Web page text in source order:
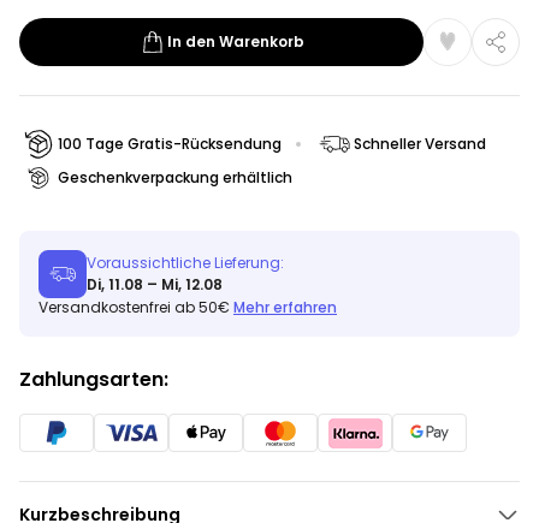
In den Warenkorb
100 Tage Gratis-Rücksendung
Schneller Versand
Geschenkverpackung erhältlich
Voraussichtliche Lieferung:
Di, 11.08 – Mi, 12.08
Versandkostenfrei ab 50€ Mehr erfahren
Zahlungsarten:
Kurzbeschreibung